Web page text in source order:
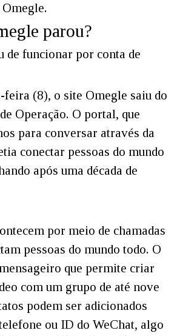
parou?
de funcionar por conta de
feira (8), o site Omegle saiu do
Operação. O portal, que
para conversar através da
conectar pessoas do mundo
após uma década de
por meio de chamadas
pessoas do mundo todo. O
que permite criar
com um grupo de até nove
podem ser adicionados
ou ID do WeChat, algo